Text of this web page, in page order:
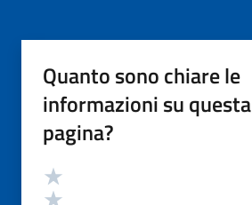
Quanto sono chiare le
informazioni su questa
pagina?
Valutazione